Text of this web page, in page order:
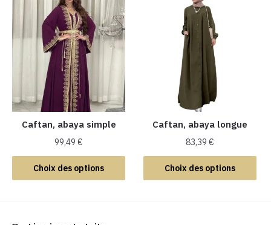
plusieurs
variations.
Les
options
peuvent
être
choisies
sur
la
page
produit
variations.
Les
options
peuvent
être
choisies
sur
la
page
du
produit
Caftan, abaya simple
99,49€
Choix des options
Ce
produit
variations.
Caftan, abaya longue
83,39€
Choix des options
Ce
produit